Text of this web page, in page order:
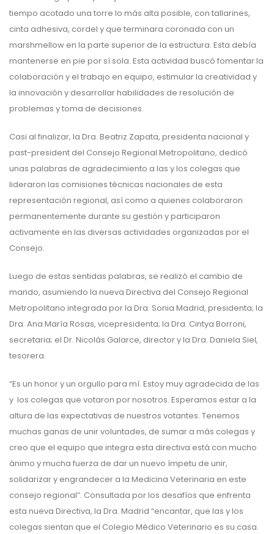
tiempo acotado una torre lo más alta posible, con tallarines,
cinta adhesiva, cordel y que terminara coronada con un
marshmellow en la parte superior de la estructura. Esta debía
mantenerse en pie por sí sola. Esta actividad buscó fomentar la
colaboración y el trabajo en equipo, estimular la creatividad y
la innovación y desarrollar habilidades de resolución de
problemas y toma de decisiones.
Casi al finalizar, la Dra. Beatriz Zapata, presidenta nacional y
past-president del Consejo Regional Metropolitano, dedicó
unas palabras de agradecimiento a las y los colegas que
lideraron las comisiones técnicas nacionales de esta
representación regional, así como a quienes colaboraron
permanentemente durante su gestión y participaron
activamente en las diversas actividades organizadas por el
Consejo.
Luego de estas sentidas palabras, se realizó el cambio de
mando, asumiendo la nueva Directiva del Consejo Regional
Metropolitano integrada por la Dra. Sonia Madrid, presidenta; la
Dra. Ana María Rosas, vicepresidenta; la Dra. Cintya Borroni,
secretaria; el Dr. Nicolás Galarce, director y la Dra. Daniela Siel,
tesorera.
“Es un honor y un orgullo para mí. Estoy muy agradecida de las
y los colegas que votaron por nosotros. Esperamos estar a la
altura de las expectativas de nuestros votantes. Tenemos
muchas ganas de unir voluntades, de sumar a más colegas y
creo que el equipo que integra esta directiva está con mucho
ánimo y mucha fuerza de dar un nuevo ímpetu de unir,
solidarizar y engrandecer a la Medicina Veterinaria en este
consejo regional”. Consultada por los desafíos que enfrenta
esta nueva Directiva, la Dra. Madrid “encantar, que las y los
colegas sientan que el Colegio Médico Veterinario es su casa.